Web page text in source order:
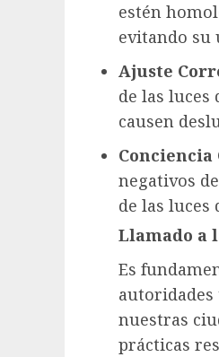
estén
evitando su
Ajuste
de las
causen
Conciencia
negativos
de las luces
Llamado a
Es
nuestras
prácticas